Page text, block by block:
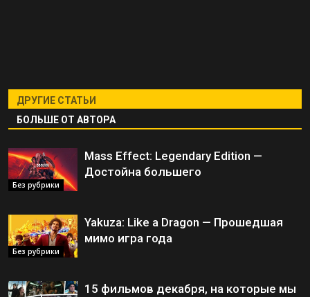
ДРУГИЕ СТАТЬИ
БОЛЬШЕ ОТ АВТОРА
Без рубрики
Mass Effect: Legendary Edition —
Достойна большего
Без рубрики
Yakuza: Like a Dragon — Прошедшая
мимо игра года
15 фильмов декабря, на которые мы